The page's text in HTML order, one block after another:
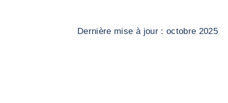
Dernière mise à jour : octobre 2025